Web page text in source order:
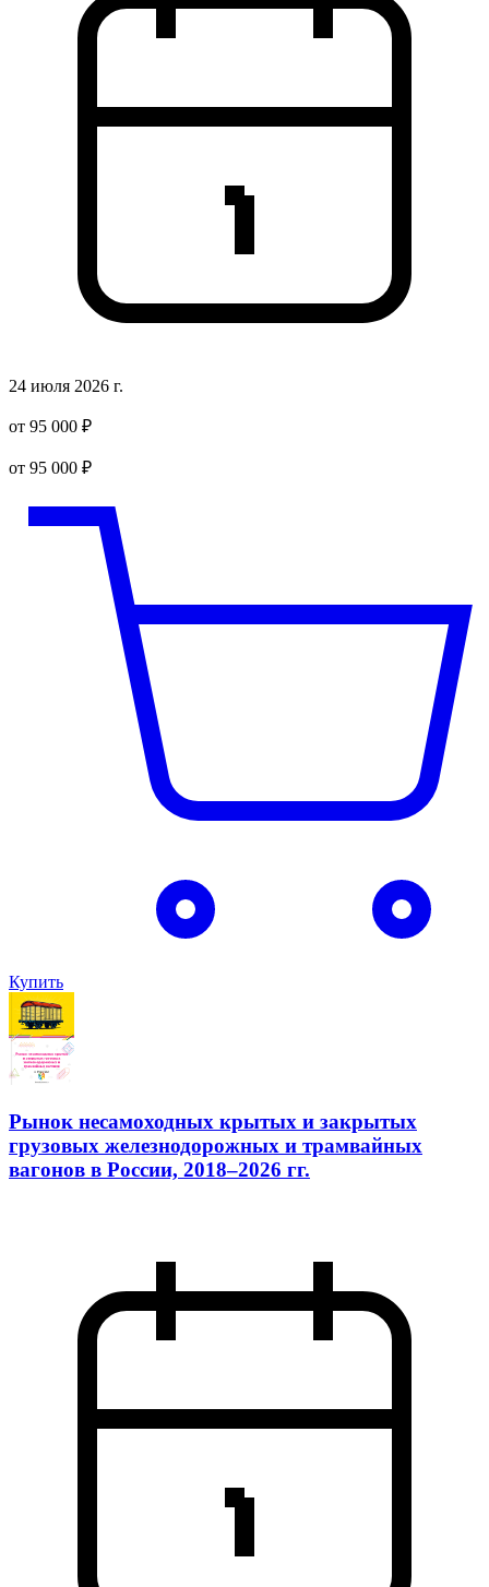
24 июля 2026 г.
от 95 000 ₽
от 95 000 ₽
Купить
Рынок несамоходных крытых и закрытых
грузовых железнодорожных и трамвайных
вагонов в России, 2018–2026 гг.